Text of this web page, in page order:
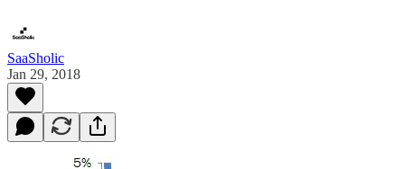
SaaSholic
Jan 29, 2018